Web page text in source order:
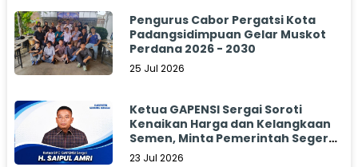
Pengurus Cabor Pergatsi Kota
Padangsidimpuan Gelar Muskot
Perdana 2026 - 2030
25 Jul 2026
Ketua GAPENSI Sergai Soroti
Kenaikan Harga dan Kelangkaan
Semen, Minta Pemerintah Segera
Bertindak
23 Jul 2026